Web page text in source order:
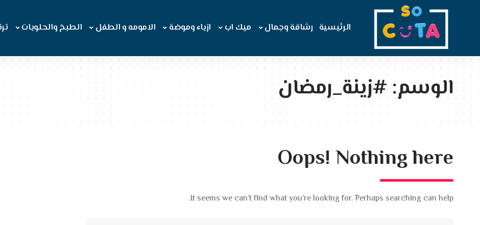
الرئيسية رشاقة وجمال ميك اب ازياء وموضة الامومه و الطفل الطبخ والحلويات
الوسم:#زينة_رمضان
Oops! Nothing here
It seems we can’t find what you’re looking for. Perhaps searching can help.